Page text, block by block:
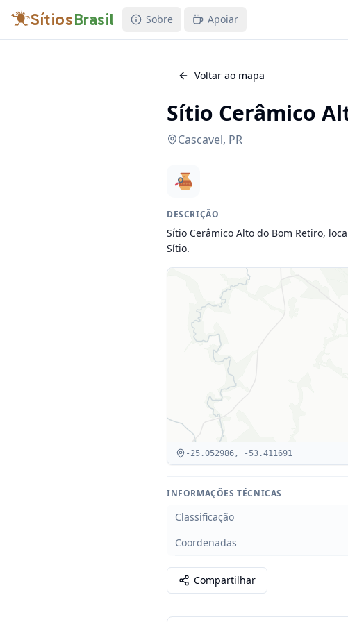
SítiosBrasil Sobre Apoiar
Voltar ao mapa
Sítio Cerâmico
Cascavel, PR
DESCRIÇÃO
Sítio Cerâmico Alto do Bom Retiro,
Sítio.
-25.052986, -53.411691
INFORMAÇÕES TÉCNICAS
Classificação
Coordenadas
Compartilhar